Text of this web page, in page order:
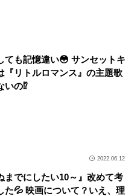
ても記憶違い😳 サンセットキ
『リトルロマンス』の主題歌
いの⁉️
2022.06.12
までにしたい10～』改めて考
た💦 映画について？いえ、理